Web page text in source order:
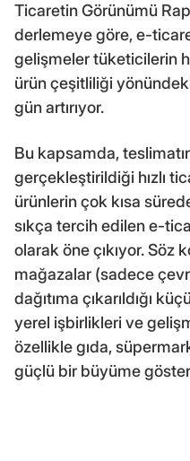
Ticaretin Görünümü
derlemeye göre, e-
gelişmeler tüketicilerin
ürün çeşitliliği
gün artırıyor.
Bu kapsamda,
gerçekleştirildiği hızlı
ürünlerin çok kısa
sıkça tercih edilen e-
olarak öne çıkıyor. Söz
mağazalar (sadece
dağıtıma çıkarıldığı
yerel işbirlikleri ve
özellikle gıda,
güçlü bir büyüme